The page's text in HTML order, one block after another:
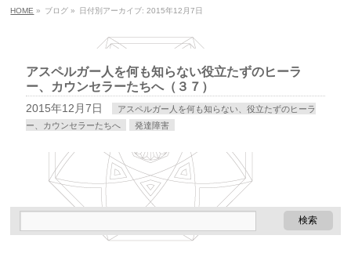
HOME » ブログ » 日付別アーカイブ: 2015年12月7日
アスペルガー人を何も知らない役立たずのヒーラ
ー、カウンセラーたちへ（３７）
2015年12月7日
アスペルガー人を何も知らない、役立たずのヒーラ
ー、カウンセラーたちへ
発達障害